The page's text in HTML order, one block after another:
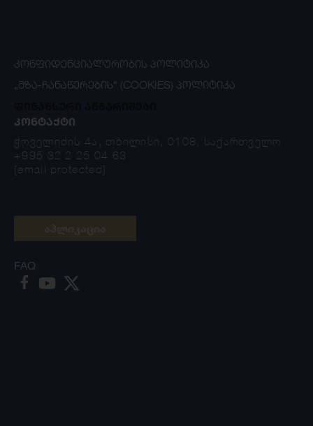
ᲙᲝᲜᲤᲘᲓᲔᲜᲪᲘᲐᲚᲣᲠᲝᲑᲘᲡ ᲞᲝᲚᲘᲢᲘᲙᲐ
„ᲛᲖᲐ-ᲩᲐᲜᲐᲬᲔᲠᲔᲑᲘᲡ“ (COOKIES) ᲞᲝᲚᲘᲢᲘᲙᲐ
ᲙᲝᲜᲢᲐᲥᲢᲘ
ჭოველიძის 4ა, თბილისი, 0108, საქართველო
+995 32 2 25 04 63
[email protected]
FAQ